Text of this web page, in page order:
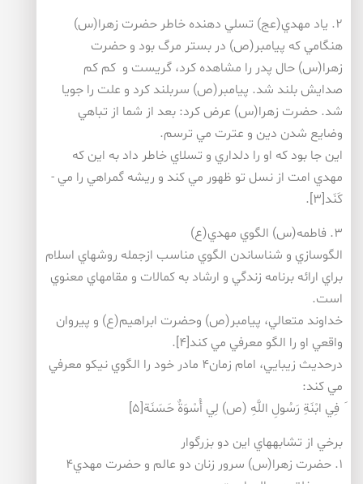
۲. ياد مهدي(عج) تسلي دهنده خاطر حضرت زهرا(س)
هنگامي كه پيامبر(ص) در بستر مرگ بود و حضرت
زهرا(س) حال پدر را مشاهده كرد، گريست و كم كم
صدايش بلند شد. پيامبر(ص) سربلند كرد و علت را جويا
شد. حضرت زهرا(س) عرض كرد: بعد از شما از تباهي
وضايع شدن دين و عترت مي ترسم.
اين جا بود كه او را دلداري و تسلاي خاطر داد به اين كه
مهدي امت از نسل تو ظهور مي كند و ريشه گمراهي را مي ­
كَنَد[۳].
۳. فاطمه(س) الگوي مهدي(ع)
الگوسازي و شناساندن الگوي مناسب ازجمله روش­هاي اسلام
براي ارائه برنامه زندگي و ارشاد به كمالات و مقام­هاي معنوي
است.
خداوند متعالي، پيامبر(ص) وحضرت ابراهيم(ع) و پيروان
واقعي او را الگو معرفي مي كند[۴].
درحديث زيبايي، امام زمان۴ مادر خود را الگوي نيكو معرفي
مي كند:
َ فِي ابْنَةِ رَسُولِ اللَّهِ (ص) لِي أُسْوَةٌ حَسَنَة[۵]
برخي از تشابه­هاي اين دو بزرگوار
۱. حضرت زهرا(س) سرور زنان دو عالم و حضرت مهدي۴